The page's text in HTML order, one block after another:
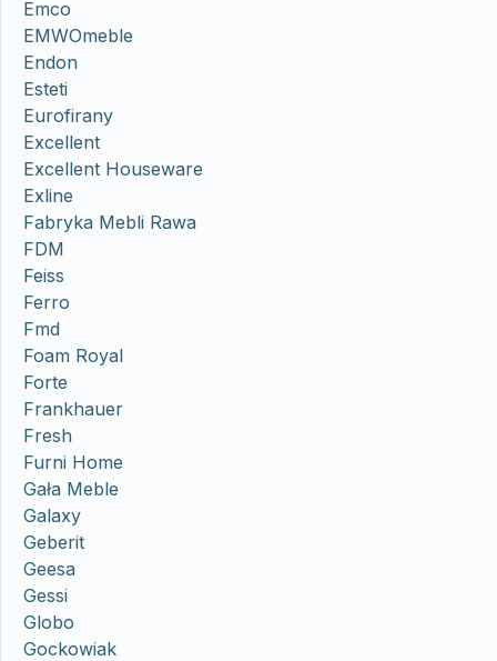
Emco
EMWOmeble
Endon
Esteti
Eurofirany
Excellent
Excellent Houseware
Exline
Fabryka Mebli Rawa
FDM
Feiss
Ferro
Fmd
Foam Royal
Forte
Frankhauer
Fresh
Furni Home
Gała Meble
Galaxy
Geberit
Geesa
Gessi
Globo
Gockowiak